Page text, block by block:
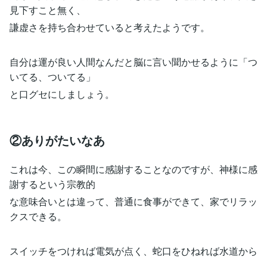
見下すこと無く、
謙虚さを持ち合わせていると考えたようです。
自分は運が良い人間なんだと脳に言い聞かせるように「つ
いてる、ついてる」
と口グセにしましょう。
②ありがたいなあ
これは今、この瞬間に感謝することなのですが、神様に感
謝するという宗教的
な意味合いとは違って、普通に食事ができて、家でリラッ
クスできる。
スイッチをつければ電気が点く、蛇口をひねれば水道から